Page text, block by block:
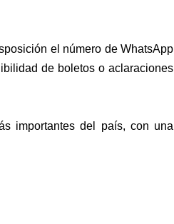
el número de WhatsApp
de boletos o aclaraciones
importantes del país, con una